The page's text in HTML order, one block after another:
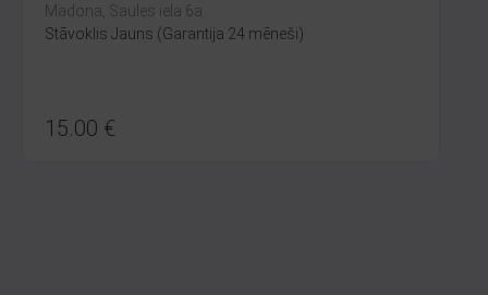
Madona, Saules iela 6a
Stāvoklis Jauns (Garantija 24 mēneši)
15.00 €